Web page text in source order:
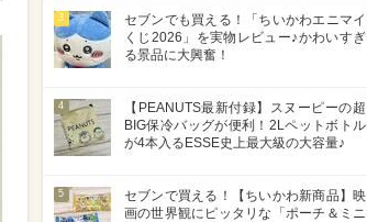
3
セブンでも買える！「ちいかわエニマイ
くじ2026」を実物レビュー♪かわいすぎ
る景品に大興奮！
4
【PEANUTS最新付録】スヌーピーの超
BIG保冷バッグが便利！2Lペットボトル
が4本入るESSE史上最大級の大容量♪
5
セブンで買える！【ちいかわ新商品】映
画の世界観にピッタリな「ポーチ＆ミニ